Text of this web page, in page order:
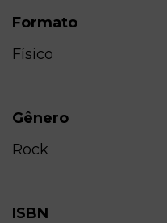
Formato
Físico
Gênero
Rock
ISBN